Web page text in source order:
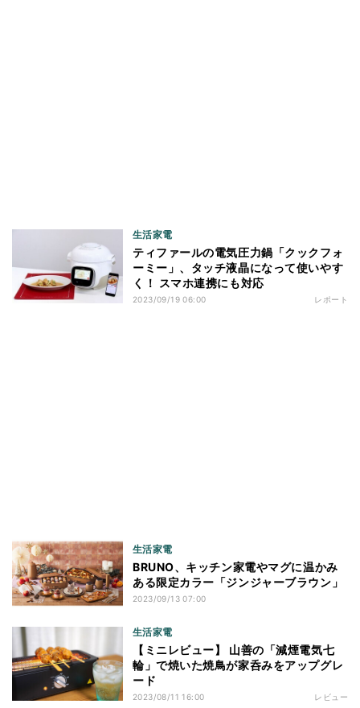
生活家電
ティファールの電気圧力鍋「クックフォ
ーミー」、タッチ液晶になって使いやす
く！ スマホ連携にも対応
2023/09/19 06:00 レポート
生活家電
BRUNO、キッチン家電やマグに温かみ
ある限定カラー「ジンジャーブラウン」
2023/09/13 07:00
生活家電
【ミニレビュー】 山善の「減煙電気七
輪」で焼いた焼鳥が家呑みをアップグレ
ード
2023/08/11 16:00 レビュー